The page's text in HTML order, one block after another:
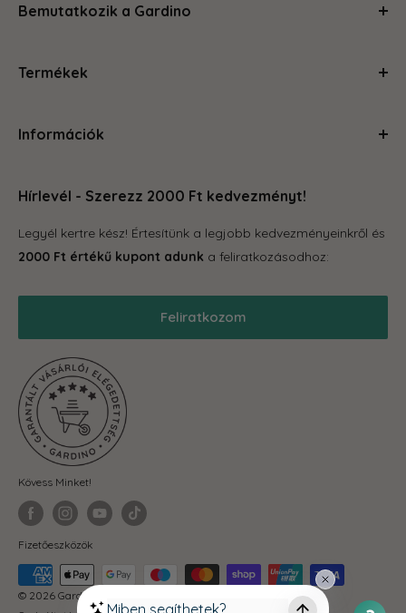
Bemutatkozik a Gardino
Segítünk, hogy a szobád, balkonod, kerted olyan legyen,
megteszünk mindent, hogy a kertészkedés egyszerű és
hogy megleld amire vágysz.
Termékek
Kerti kiegészítők
Otthon és konyha
Grill
Balkonkertészet
Téli termékek
Fit-out cégeknek
Információk
Kapcsolat
Gardino Hűségprogram
Reklamáció, garancia
Adatkezelési Tájékoztató
Visszaküldés és elállás
Hírlevél - Szerezz 2000 Ft kedvezményt!
Legyél kertre kész! Értesítünk a legjobb kedvezményeinkről és
2000 Ft értékű kupont adunk a feliratkozásodhoz:
Feliratkozom
Kövess Minket!
Fizetőeszközök
© 2026 Gardino